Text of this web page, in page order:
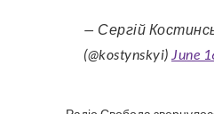
— Сергій
(@kostynskyi) June